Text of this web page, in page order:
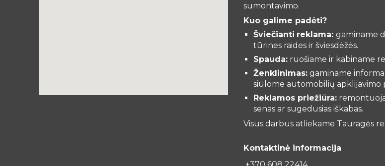
sumontavimo.
Kuo galime padėti?
Šviečianti reklama: gaminame
tūrines raides ir šviesdėžės.
Spauda:ruošiame ir kabiname
Ženklinimas:gaminame
siūlome automobilių apklijavimo
Reklamos priežiūra:
senas ar sugedusias iškabas.
Visus darbus atliekame Tauragės
Kontaktinė informacija